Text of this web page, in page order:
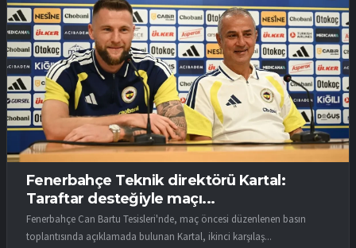
Fenerbahçe Teknik direktörü Kartal:
Taraftar desteğiyle maçı...
Fenerbahçe Can Bartu Tesisleri'nde, maç öncesi düzenlenen basın
toplantısında açıklamada bulunan Kartal, ikinci karşılaş...